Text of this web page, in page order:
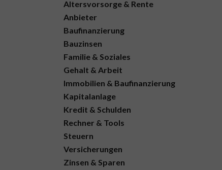
Altersvorsorge & Rente
Anbieter
Baufinanzierung
Bauzinsen
Familie & Soziales
Gehalt & Arbeit
Immobilien & Baufinanzierung
Kapitalanlage
Kredit & Schulden
Rechner & Tools
Steuern
Versicherungen
Zinsen & Sparen